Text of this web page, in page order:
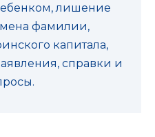
лишение
фамилии,
капитала,
справки и